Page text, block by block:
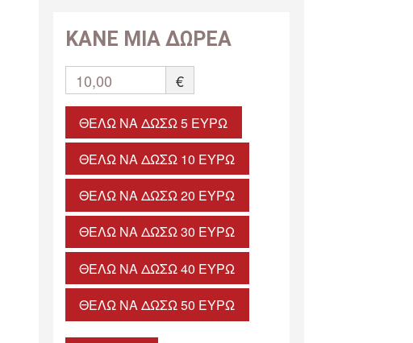
ΚΑΝΕ ΜΙΑ ΔΩΡΕΑ
10,00 €
ΘΈΛΩ ΝΑ ΔΏΣΩ 5 ΕΥΡΏ
ΘΈΛΩ ΝΑ ΔΏΣΩ 10 ΕΥΡΏ
ΘΈΛΩ ΝΑ ΔΏΣΩ 20 ΕΥΡΏ
ΘΈΛΩ ΝΑ ΔΏΣΩ 30 ΕΥΡΏ
ΘΈΛΩ ΝΑ ΔΏΣΩ 40 ΕΥΡΏ
ΘΈΛΩ ΝΑ ΔΏΣΩ 50 ΕΥΡΏ